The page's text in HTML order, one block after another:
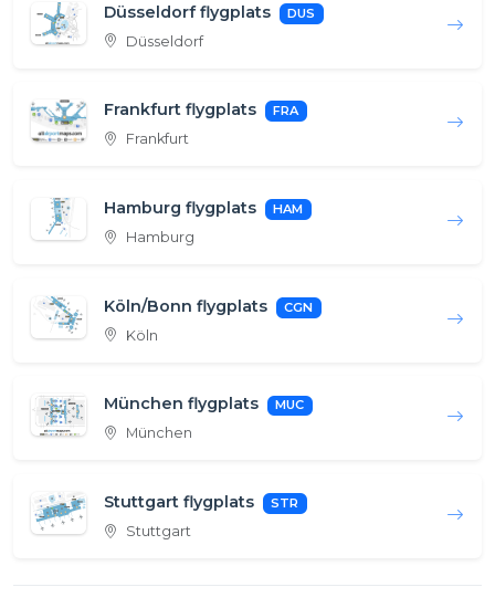
Düsseldorf flygplats DUS
Düsseldorf
Frankfurt flygplats FRA
Frankfurt
Hamburg flygplats HAM
Hamburg
Köln/Bonn flygplats CGN
Köln
München flygplats MUC
München
Stuttgart flygplats STR
Stuttgart